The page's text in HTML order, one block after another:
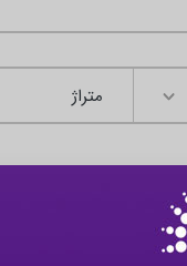
متراژ